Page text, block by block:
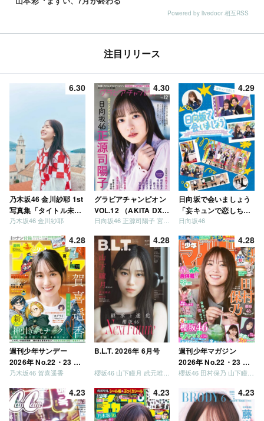
Powered by livedoor 相互RSS
注目リリース
6.30
乃木坂46 金川紗耶 1st
写真集「タイトル未
定」
乃木坂46 金川紗耶
4.30
グラビアチャンピオン
VOL.12 （AKITA DXシ
リーズ）
日向坂46 正源司陽子 宮地すみれ
4.29
日向坂で会いましょう
「妄キュンで恋しちゃ
いましょう」「どっち
う」「ご褒美でロケし
ましょう」「フレンド
リーになりましょう」
「笑って卒業を祝いま
しょう」 [Blu-ray]
日向坂46
4.28
週刊少年サンデー
2026年 No.22・23 合
併号
乃木坂46 賀喜遥香
4.28
B.L.T. 2026年 6月号
櫻坂46 山下瞳月 武元唯衣 / 乃木坂46 海邉朱莉
4.28
週刊少年マガジン
2026年 No.22・23 合
併号
4.23 4.23 4.23